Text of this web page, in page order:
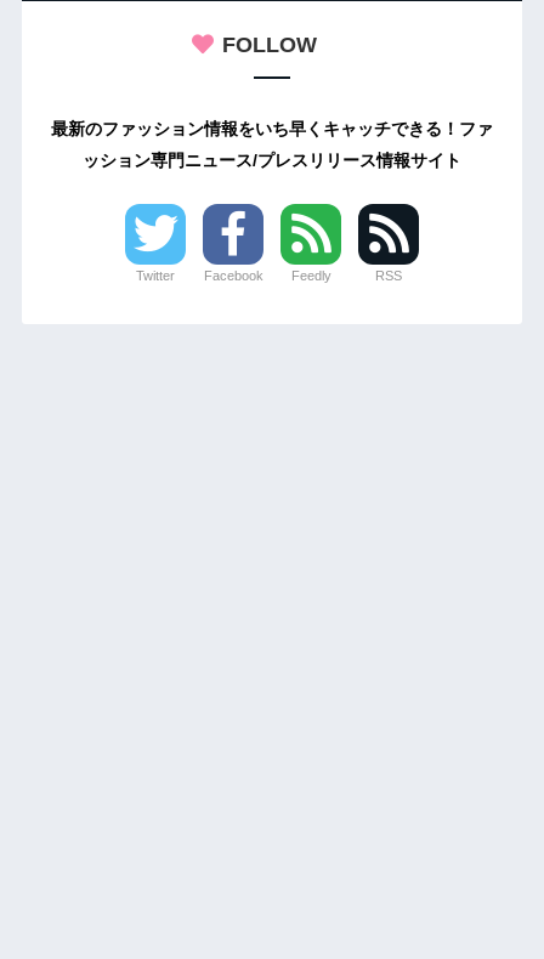
FOLLOW
最新のファッション情報をいち早くキャッチできる！ファ
ッション専門ニュース/プレスリリース情報サイト
Twitter Facebook Feedly RSS